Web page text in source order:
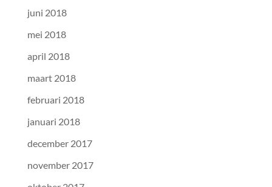
juni 2018
mei 2018
april 2018
maart 2018
februari 2018
januari 2018
december 2017
november 2017